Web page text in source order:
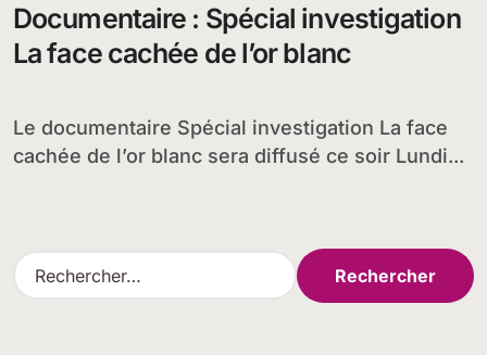
Documentaire : Spécial investigation
La face cachée de l’or blanc
Le documentaire Spécial investigation La face
cachée de l’or blanc sera diffusé ce soir Lundi...
R
e